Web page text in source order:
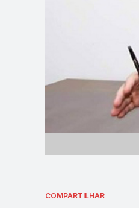
COMPARTILHAR